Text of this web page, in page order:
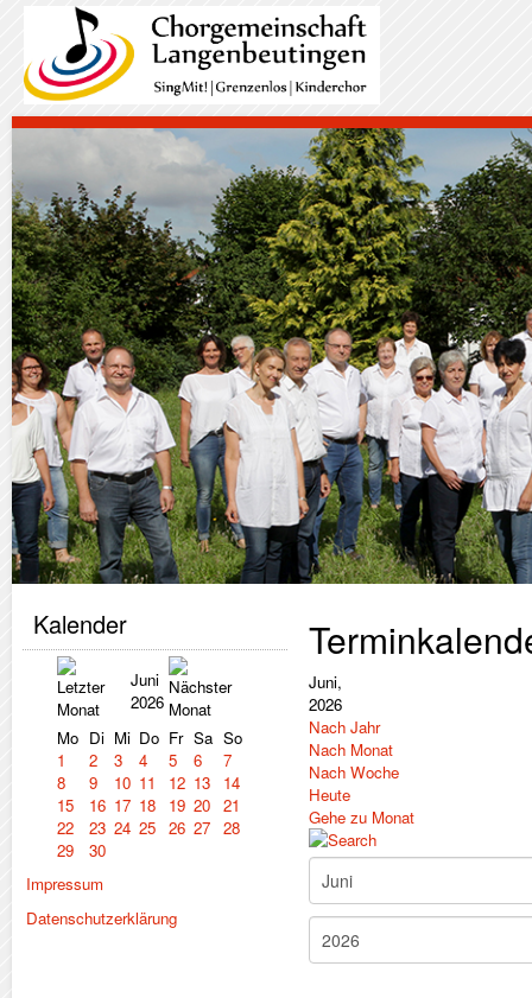
Kalender
Juni
2026
Mo Di Mi Do Fr Sa So
1
2 3 4 5 6
7
8
9 10 11 12 13
14
15
16 17 18 19 20
21
22
23 24 25 26 27
28
29
30
Impressum
Datenschutzerklärung
Juni,
2026
Nach Jahr
Nach Monat
Nach Woche
Heute
Gehe zu Monat